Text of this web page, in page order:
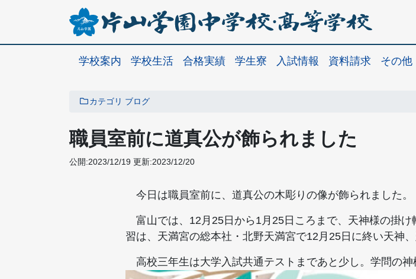
学校案内 学校生活 合格実績 学生寮 入試情報 資料請求 その他
カテゴリ ブログ
職員室前に道真公が飾られました
公開:2023/12/19 更新:2023/12/20
今日は職員室前に、道真公の木彫りの像が飾られました。
富山では、12月25日から1月25日ころまで、天神様の掛
習は、天満宮の総本社・北野天満宮で12月25日に終い天神
高校三年生は大学入試共通テストまであと少し。学問の神